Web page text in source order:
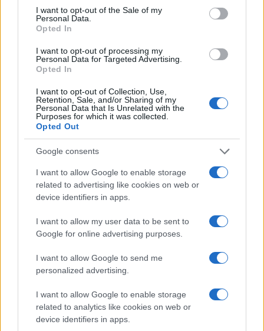
consent section.
I want to opt-out of the Sale of my
Personal Data.
Opted In
I want to opt-out of processing my
Personal Data for Targeted Advertising.
Opted In
I want to opt-out of Collection, Use,
Retention, Sale, and/or Sharing of my
Personal Data that Is Unrelated with the
Purposes for which it was collected.
Opted Out
Google consents
I want to allow Google to enable storage
related to advertising like cookies on web or
device identifiers in apps.
I want to allow my user data to be sent to
Google for online advertising purposes.
I want to allow Google to send me
personalized advertising.
I want to allow Google to enable storage
related to analytics like cookies on web or
device identifiers in apps.
ESG Report 2025: Πώς η ΑΒ Βασιλόπουλος μετατρέπει τη
βιωσιμότητα σε καθημερινή πράξη
ΕΤΙΚΕΤΕΣ
Προηγούμενο άρθρο
Geely ΕΧ5: Δυναμικό ξεκίνημα
Επόμενο άρθρο